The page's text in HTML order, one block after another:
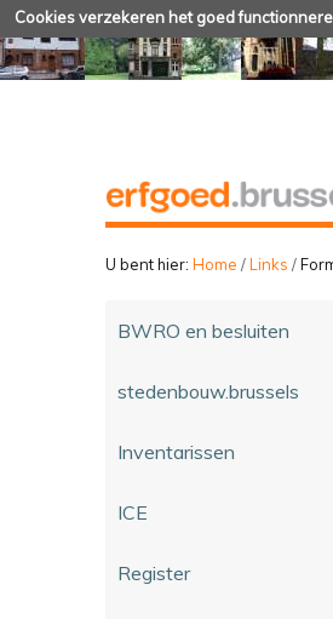
Cookies verzekeren het goed
U bent hier: Home /Links /
BWRO en besluiten
stedenbouw.brussels
Inventarissen
ICE
Register